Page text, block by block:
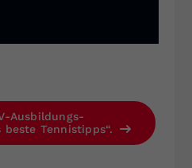
Ausbildungs-
Tennistipps“.